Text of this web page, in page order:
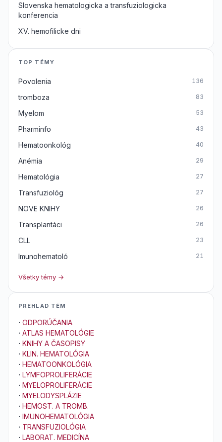
Slovenska hematologicka a transfuziologicka
konferencia
XV. hemofilicke dni
TOP TÉMY
Povolenia 136
tromboza 83
Myelom 53
Pharminfo 43
Hematoonkológ 40
Anémia 29
Hematológia 27
Transfuziológ 27
NOVE KNIHY 26
Transplantáci 26
CLL 23
Imunohematoló 21
Všetky témy →
PREHLAD TÉM
· ODPORÚČANIA
· ATLAS HEMATOLÓGIE
· KNIHY A ČASOPISY
· KLIN. HEMATOLÓGIA
· HEMATOONKOLÓGIA
· LYMFOPROLIFERÁCIE
· MYELOPROLIFERÁCIE
· MYELODYSPLÁZIE
· HEMOST. A TROMB.
· IMUNOHEMATOLÓGIA
· TRANSFUZIOLÓGIA
· LABORAT. MEDICÍNA